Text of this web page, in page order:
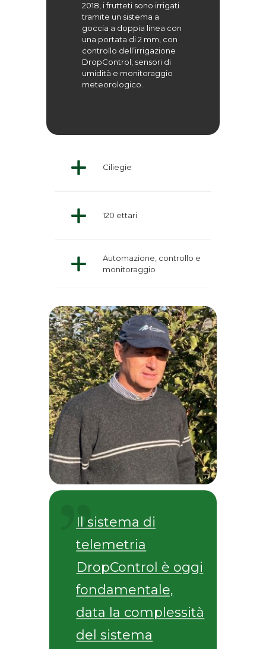
2018, i frutteti sono irrigati
tramite un sistema a
goccia a doppia linea con
una portata di 2 mm, con
controllo dell’irrigazione
DropControl, sensori di
umidità e monitoraggio
meteorologico.
Ciliegie
120 ettari
Automazione, controllo e
monitoraggio
Il sistema di
telemetria
DropControl è oggi
fondamentale,
data la complessità
del sistema